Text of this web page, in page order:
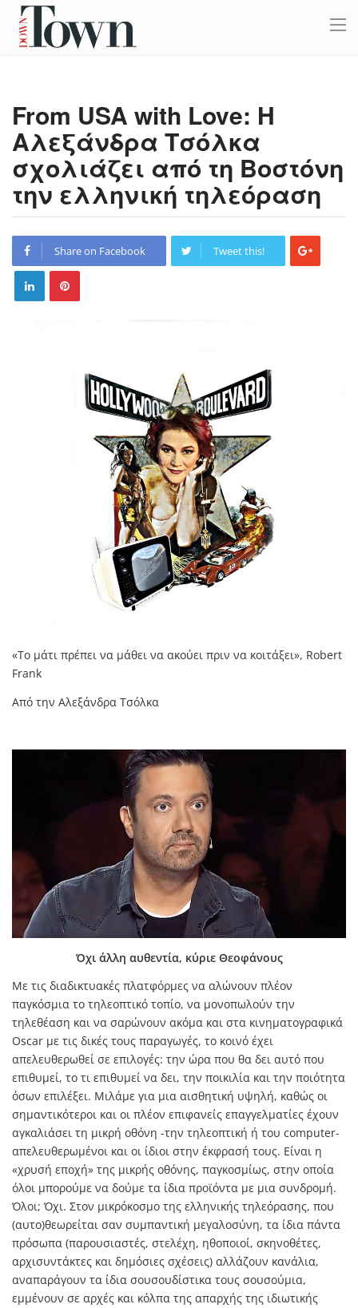
From USA with Love: Η
Αλεξάνδρα Τσόλκα
σχολιάζει από τη Βοστόνη
την ελληνική τηλεόραση
Share on Facebook Tweet this!
«Το μάτι πρέπει να μάθει να ακούει πριν να κοιτάξει», Robert
Frank
Από την Αλεξάνδρα Τσόλκα
Όχι άλλη αυθεντία, κύριε Θεοφάνους
Με τις διαδικτυακές πλατφόρμες να αλώνουν πλέον
παγκόσμια το τηλεοπτικό τοπίο, να μονοπωλούν την
τηλεθέαση και να σαρώνουν ακόμα και στα κινηματογραφικά
Oscar με τις δικές τους παραγωγές, το κοινό έχει
απελευθερωθεί σε επιλογές: την ώρα που θα δει αυτό που
επιθυμεί, το τι επιθυμεί να δει, την ποικιλία και την ποιότητα
όσων επιλέξει. Μιλάμε για μια αισθητική υψηλή, καθώς οι
σημαντικότεροι και οι πλέον επιφανείς επαγγελματίες έχουν
αγκαλιάσει τη μικρή οθόνη -την τηλεοπτική ή του computer-
απελευθερωμένοι και οι ίδιοι στην έκφρασή τους. Είναι η
«χρυσή εποχή» της μικρής οθόνης, παγκοσμίως, στην οποία
όλοι μπορούμε να δούμε τα ίδια προϊόντα με μια συνδρομή.
Όλοι; Όχι. Στον μικρόκοσμο της ελληνικής τηλεόρασης, που
(αυτο)θεωρείται σαν συμπαντική μεγαλοσύνη, τα ίδια πάντα
πρόσωπα (παρουσιαστές, στελέχη, ηθοποιοί, σκηνοθέτες,
αρχισυντάκτες και δημόσιες σχέσεις) αλλάζουν κανάλια,
αναπαράγουν τα ίδια σουσουδίστικα τους σουσούμια,
εμμένουν σε αρχές και κόλπα της απαρχής της ιδιωτικής